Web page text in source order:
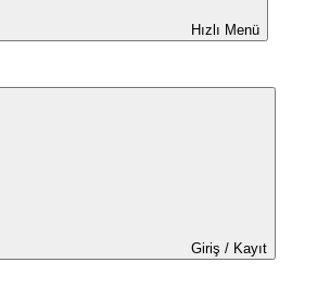
Hızlı Menü
Giriş / Kayıt